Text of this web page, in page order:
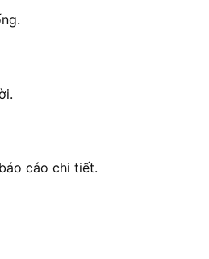
cáo chi tiết.